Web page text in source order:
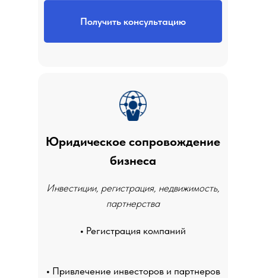
Юридическое сопровождение
бизнеса
• Привлечение инвесторов и партнеров
• Регистрация компаний
Инвестиции, регистрация, недвижимость,
партнерства
Получить консультацию